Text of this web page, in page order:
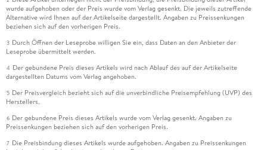
wurde aufgehoben oder der Preis wurde vom Verlag gesenkt. Die jeweils zutreffende
Alternative wird Ihnen auf der Artikelseite dargestellt. Angaben zu Preissenkungen
beziehen sich auf den vorherigen Preis.
3 Durch Öffnen der Leseprobe willigen Sie ein, dass Daten an den Anbieter der
Leseprobe übermittelt werden.
4 Der gebundene Preis dieses Artikels wird nach Ablauf des auf der Artikelseite
dargestellten Datums vom Verlag angehoben.
5 Der Preisvergleich bezieht sich auf die unverbindliche Preisempfehlung (UVP) des
Herstellers.
6 Der gebundene Preis dieses Artikels wurde vom Verlag gesenkt. Angaben zu
Preissenkungen beziehen sich auf den vorherigen Preis.
7 Die Preisbindung dieses Artikels wurde aufgehoben. Angaben zu Preissenkungen